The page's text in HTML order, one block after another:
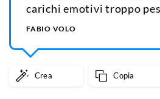
carichi emotivi troppo
FABIO VOLO
Crea Copia